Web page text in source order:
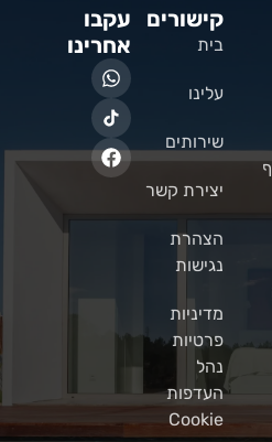
קישורים
בית
עלינו
שירותים
יצירת קשר
הצהרת
נגישות
מדיניות
פרטיות
נהל
העדפות
Cookie
עקבו
אחרינו